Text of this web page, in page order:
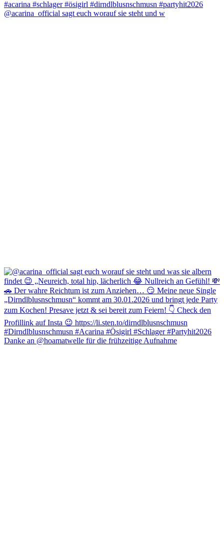
@acarina_official sagt euch worauf sie steht und w
Danke an @hoamatwelle für die frühzeitige Aufnahme